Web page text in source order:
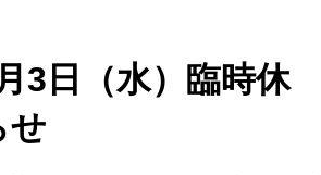
3日（水）臨時休
せ